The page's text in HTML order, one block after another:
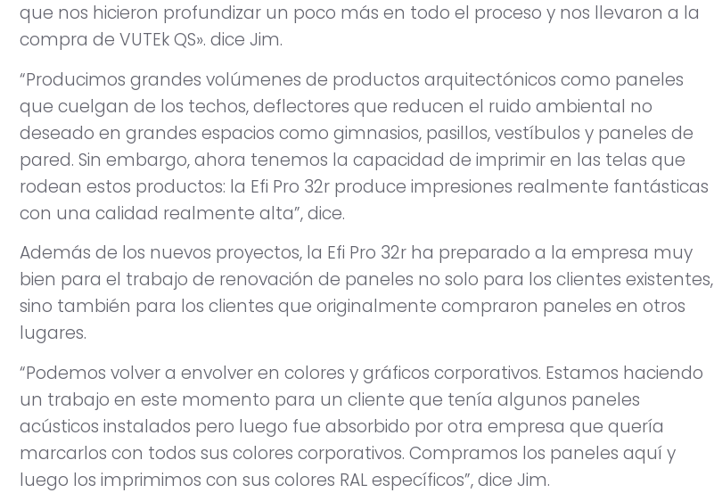
que nos hicieron profundizar un poco más en todo el proceso y nos llevaron a la
compra de VUTEk QS». dice Jim.
“Producimos grandes volúmenes de productos arquitectónicos como paneles
que cuelgan de los techos, deflectores que reducen el ruido ambiental no
deseado en grandes espacios como gimnasios, pasillos, vestíbulos y paneles de
pared. Sin embargo, ahora tenemos la capacidad de imprimir en las telas que
rodean estos productos: la Efi Pro 32r produce impresiones realmente fantásticas
con una calidad realmente alta”, dice.
Además de los nuevos proyectos, la Efi Pro 32r ha preparado a la empresa muy
bien para el trabajo de renovación de paneles no solo para los clientes existentes,
sino también para los clientes que originalmente compraron paneles en otros
lugares.
“Podemos volver a envolver en colores y gráficos corporativos. Estamos haciendo
un trabajo en este momento para un cliente que tenía algunos paneles
acústicos instalados pero luego fue absorbido por otra empresa que quería
marcarlos con todos sus colores corporativos. Compramos los paneles aquí y
luego los imprimimos con sus colores RAL específicos”, dice Jim.